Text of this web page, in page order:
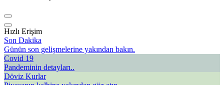
Hızlı Erişim
Son Dakika
Günün son gelişmelerine yakından bakın.
Covid 19
Pandeminin detayları..
Döviz Kurlar